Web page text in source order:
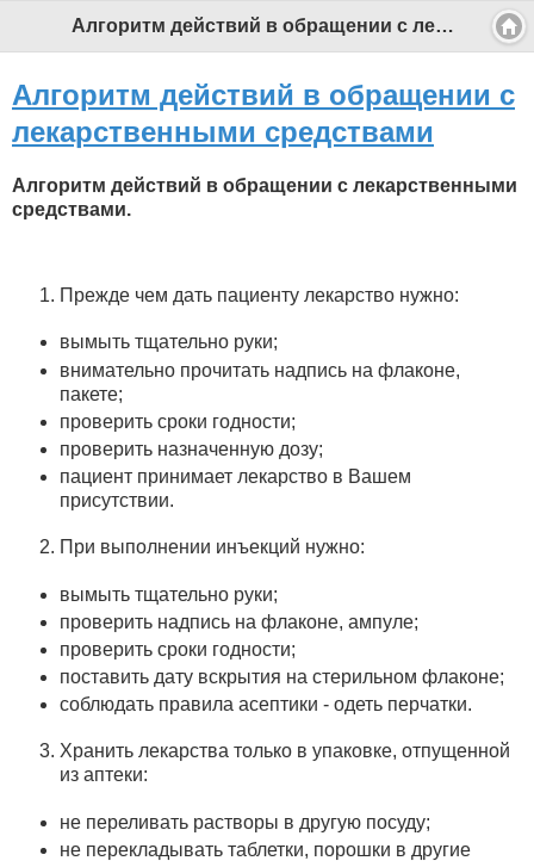
Алгоритм действий в обращении с лекарственными средствами - Профессиональный педагог
Алгоритм действий в обращении с
лекарственными средствами
Алгоритм действий в обращении с лекарственными
средствами.
Прежде чем дать пациенту лекарство нужно:
вымыть тщательно руки;
внимательно прочитать надпись на флаконе,
пакете;
проверить сроки годности;
проверить назначенную дозу;
пациент принимает лекарство в Вашем
присутствии.
При выполнении инъекций нужно:
вымыть тщательно руки;
проверить надпись на флаконе, ампуле;
проверить сроки годности;
поставить дату вскрытия на стерильном флаконе;
соблюдать правила асептики - одеть перчатки.
Хранить лекарства только в упаковке, отпущенной
из аптеки:
не переливать растворы в другую посуду;
не перекладывать таблетки, порошки в другие